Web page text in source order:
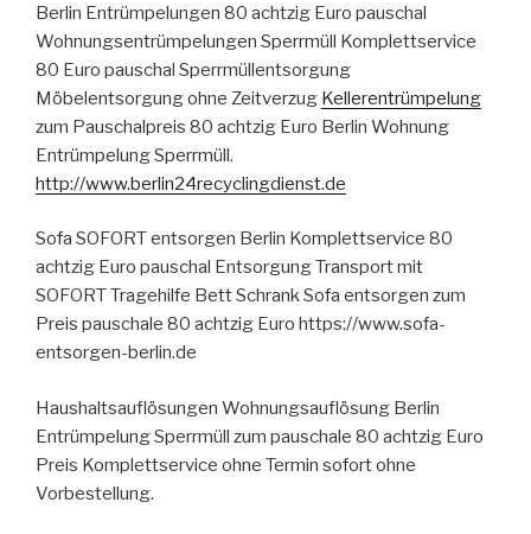
Berlin Entrümpelungen 80 achtzig Euro pauschal
Wohnungsentrümpelungen Sperrmüll Komplettservice
80 Euro pauschal Sperrmüllentsorgung
Möbelentsorgung ohne Zeitverzug Kellerentrümpelung
zum Pauschalpreis 80 achtzig Euro Berlin Wohnung
Entrümpelung Sperrmüll.
http://www.berlin24recyclingdienst.de
Sofa SOFORT entsorgen Berlin Komplettservice 80
achtzig Euro pauschal Entsorgung Transport mit
SOFORT Tragehilfe Bett Schrank Sofa entsorgen zum
Preis pauschale 80 achtzig Euro https://www.sofa-
entsorgen-berlin.de
Haushaltsauflösungen Wohnungsauflösung Berlin
Entrümpelung Sperrmüll zum pauschale 80 achtzig Euro
Preis Komplettservice ohne Termin sofort ohne
Vorbestellung.